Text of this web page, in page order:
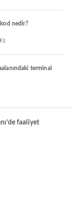
nedir?
terminal
faaliyet